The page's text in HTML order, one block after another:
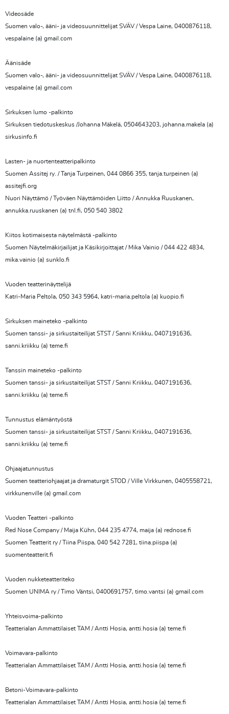
Videosäde
Suomen valo-, ääni- ja videosuunnittelijat SVÄV / Vespa Laine, 0400876118,
vespalaine (a) gmail.com
Äänisäde
Suomen valo-, ääni- ja videosuunnittelijat SVÄV / Vespa Laine, 0400876118,
vespalaine (a) gmail.com
Sirkuksen lumo -palkinto
Sirkuksen tiedotuskeskus /Johanna Mäkelä, 0504643203, johanna.makela (a)
sirkusinfo.fi
Lasten- ja nuortenteatteripalkinto
Suomen Assitej ry. / Tanja Turpeinen, 044 0866 355, tanja.turpeinen (a)
assitejfi.org
Nuori Näyttämö / Työväen Näyttämöiden Liitto / Annukka Ruuskanen,
annukka.ruuskanen (a) tnl.fi, 050 540 3802
Kiitos kotimaisesta näytelmästä -palkinto
Suomen Näytelmäkirjailijat ja Käsikirjoittajat / Mika Vainio / 044 422 4834,
mika.vainio (a) sunklo.fi
Vuoden teatterinäyttelijä
Katri-Maria Peltola, 050 343 5964, katri-maria.peltola (a) kuopio.fi
Sirkuksen maineteko -palkinto
Suomen tanssi- ja sirkustaiteilijat STST / Sanni Kriikku, 0407191636,
sanni.kriikku (a) teme.fi
Tanssin maineteko -palkinto
Suomen tanssi- ja sirkustaiteilijat STST / Sanni Kriikku, 0407191636,
sanni.kriikku (a) teme.fi
Tunnustus elämäntyöstä
Suomen tanssi- ja sirkustaiteilijat STST / Sanni Kriikku, 0407191636,
sanni.kriikku (a) teme.fi
Ohjaajatunnustus
Suomen teatteriohjaajat ja dramaturgit STOD / Ville Virkkunen, 0405558721,
virkkunenville (a) gmail.com
Vuoden Teatteri -palkinto
Red Nose Company / Maija Kühn, 044 235 4774, maija (a) rednose.fi
Suomen Teatterit ry / Tiina Piispa, 040 542 7281, tiina.piispa (a)
suomenteatterit.fi
Vuoden nukketeatteriteko
Suomen UNIMA ry / Timo Väntsi, 0400691757, timo.vantsi (a) gmail.com
Yhteisvoima-palkinto
Teatterialan Ammattilaiset TAM / Antti Hosia, antti.hosia (a) teme.fi
Voimavara-palkinto
Teatterialan Ammattilaiset TAM / Antti Hosia, antti.hosia (a) teme.fi
Betoni-Voimavara-palkinto
Teatterialan Ammattilaiset TAM / Antti Hosia, antti.hosia (a) teme.fi